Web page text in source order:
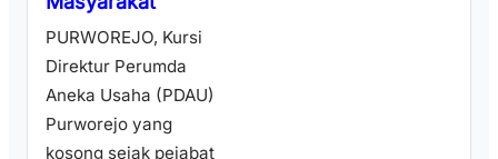
PURWOREJO, Kursi
Direktur Perumda
Aneka Usaha (PDAU)
Purworejo yang
kosong sejak pejabat